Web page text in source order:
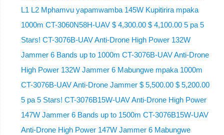
L1 L2 Mphamvu yapamwamba 145W Kupitirira mpaka
1000m CT-3060N58H-UAV $ 4,300.00 $ 4,100.00 5 pa 5
Stars! CT-3076B-UAV Anti-Drone High Power 132W
Jammer 6 Bands up to 1000m CT-3076B-UAV Anti-Drone
High Power 132W Jammer 6 Mabungwe mpaka 1000m
CT-3076B-UAV Anti-Drone Jammer $ 5,500.00 $ 5,200.00
5 pa 5 Stars! CT-3076B15W-UAV Anti-Drone High Power
147W Jammer 6 Bands up to 1500m CT-3076B15W-UAV
Anti-Drone High Power 147W Jammer 6 Mabungwe